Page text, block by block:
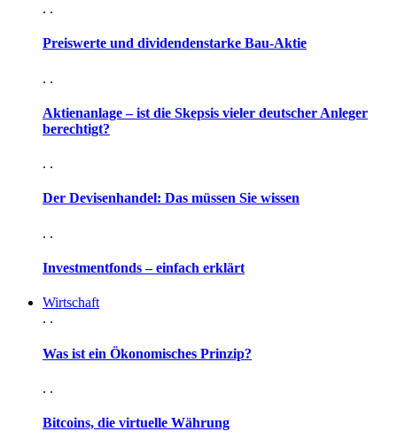
. .
Preiswerte und dividendenstarke Bau-Aktie
. .
Aktienanlage – ist die Skepsis vieler deutscher Anleger
berechtigt?
. .
Der Devisenhandel: Das müssen Sie wissen
. .
Investmentfonds – einfach erklärt
Wirtschaft
. .
Was ist ein Ökonomisches Prinzip?
. .
Bitcoins, die virtuelle Währung